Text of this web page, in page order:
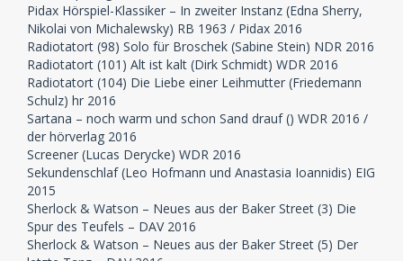
Pidax Hörspiel-Klassiker – In zweiter Instanz (Edna Sherry,
Nikolai von Michalewsky) RB 1963 / Pidax 2016
Radiotatort (98) Solo für Broschek (Sabine Stein) NDR 2016
Radiotatort (101) Alt ist kalt (Dirk Schmidt) WDR 2016
Radiotatort (104) Die Liebe einer Leihmutter (Friedemann
Schulz) hr 2016
Sartana – noch warm und schon Sand drauf () WDR 2016 /
der hörverlag 2016
Screener (Lucas Derycke) WDR 2016
Sekundenschlaf (Leo Hofmann und Anastasia Ioannidis) EIG
2015
Sherlock & Watson – Neues aus der Baker Street (3) Die
Spur des Teufels – DAV 2016
Sherlock & Watson – Neues aus der Baker Street (5) Der